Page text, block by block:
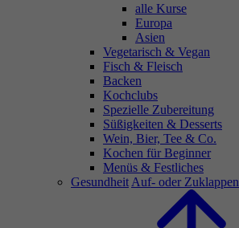
alle Kurse
Europa
Asien
Vegetarisch & Vegan
Fisch & Fleisch
Backen
Kochclubs
Spezielle Zubereitung
Süßigkeiten & Desserts
Wein, Bier, Tee & Co.
Kochen für Beginner
Menüs & Festliches
Gesundheit Auf- oder Zuklappen